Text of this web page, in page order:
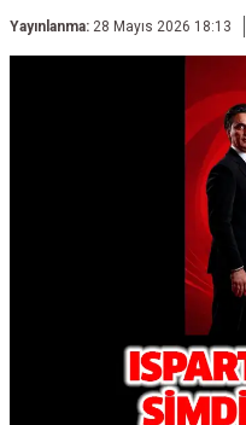
Yayınlanma: 28 Mayıs 2026 18:13